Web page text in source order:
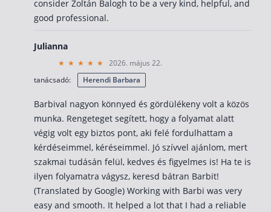
consider Zoltán Balogh to be a very kind, helpful, and
good professional.
Julianna
2026. május 22.
tanácsadó:
Herendi Barbara
Barbival nagyon könnyed és gördülékeny volt a közös
munka. Rengeteget segített, hogy a folyamat alatt
végig volt egy biztos pont, aki felé fordulhattam a
kérdéseimmel, kéréseimmel. Jó szívvel ajánlom, mert
szakmai tudásán felül, kedves és figyelmes is! Ha te is
ilyen folyamatra vágysz, keresd bátran Barbit!
(Translated by Google) Working with Barbi was very
easy and smooth. It helped a lot that I had a reliable